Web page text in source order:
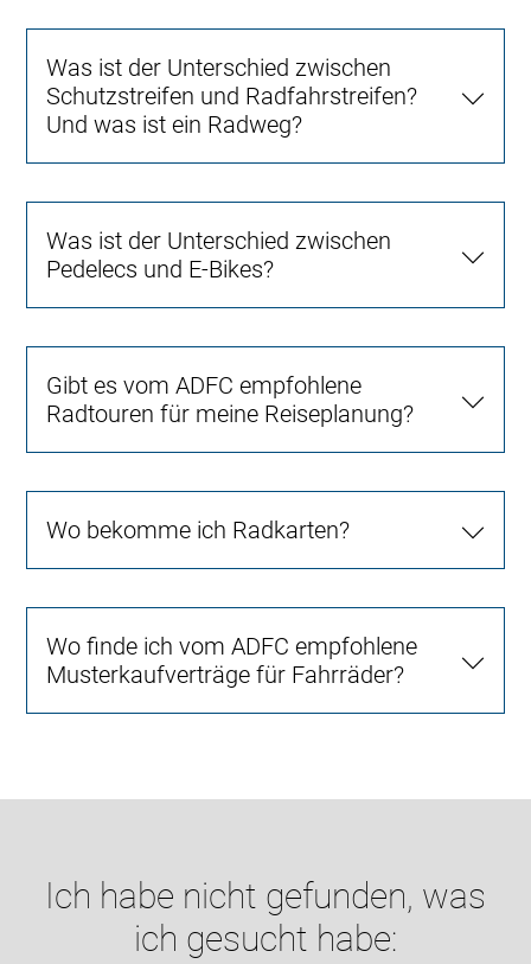
Was ist der Unterschied zwischen
Schutzstreifen und Radfahrstreifen?
Und was ist ein Radweg?
Was ist der Unterschied zwischen
Pedelecs und E-Bikes?
Gibt es vom ADFC empfohlene
Radtouren für meine Reiseplanung?
Wo bekomme ich Radkarten?
Wo finde ich vom ADFC empfohlene
Musterkaufverträge für Fahrräder?
Ich habe nicht gefunden, was
ich gesucht habe: